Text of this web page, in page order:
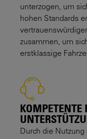
unterzogen, um
hohen Standards
zusammen, um
erstklassige
KOMPETENTE
Durch die Nutzung